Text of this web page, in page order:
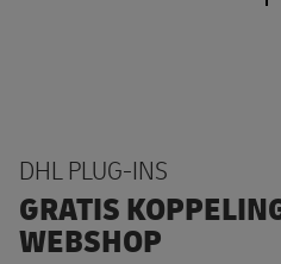
DHL PLUG-INS
GRATIS
WEBSHOP